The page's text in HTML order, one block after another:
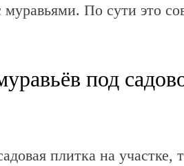
муравьями. По сути это
под
плитка на участке,